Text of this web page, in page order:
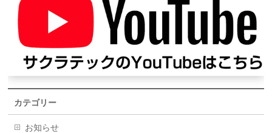
カテゴリー
お知らせ